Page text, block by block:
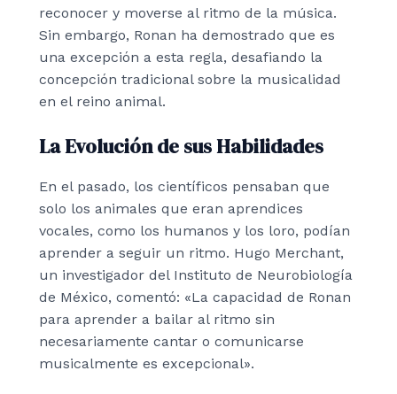
reconocer y moverse al ritmo de la música.
Sin embargo, Ronan ha demostrado que es
una excepción a esta regla, desafiando la
concepción tradicional sobre la musicalidad
en el reino animal.
La Evolución de sus Habilidades
En el pasado, los científicos pensaban que
solo los animales que eran aprendices
vocales, como los humanos y los loro, podían
aprender a seguir un ritmo. Hugo Merchant,
un investigador del Instituto de Neurobiología
de México, comentó: «La capacidad de Ronan
para aprender a bailar al ritmo sin
necesariamente cantar o comunicarse
musicalmente es excepcional».